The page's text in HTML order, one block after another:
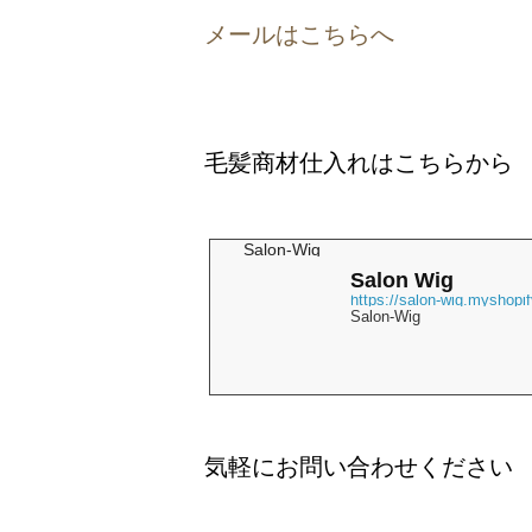
メールはこちらへ
毛髪商材仕入れはこちらから
Salon-Wig
Salon Wig
https://salon-
Salon-Wig
気軽にお問い合わせください